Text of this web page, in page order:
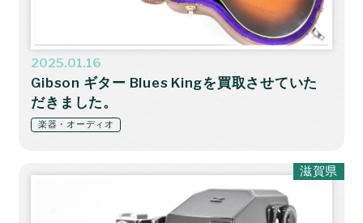
2025.01.16
Gibson ギター Blues Kingを買取させていた
だきました。
楽器・オーディオ
滋賀県